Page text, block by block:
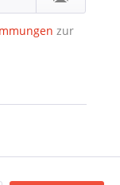
zur